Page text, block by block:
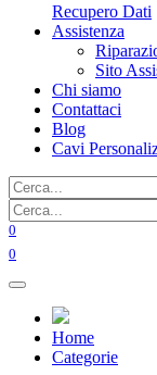
Recupero Dati
Assistenza
Sito
Chi siamo
Contattaci
Blog
Cavi
0
0
Home
Categorie